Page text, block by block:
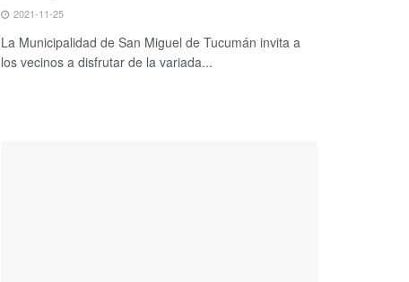
2021-11-25
La Municipalidad de San Miguel de Tucumán invita a
los vecinos a disfrutar de la variada...